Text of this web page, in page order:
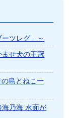
ツレグ」～
せ犬の王冠
島とねこ一
乃海 水面が